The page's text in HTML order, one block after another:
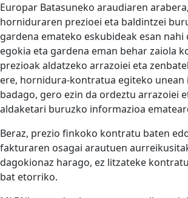
Europar Batasuneko araudiaren
horniduraren prezioei eta baldintzei
gardena emateko eskubideak esan
egokia eta gardena eman behar zaiola
prezioak aldatzeko arrazoiei eta
ere, hornidura-kontratua egiteko
badago, gero ezin da ordeztu arrazoiei
aldaketari buruzko informazioa
Beraz, prezio finkoko kontratu baten
fakturaren osagai arautuen
dagokionaz harago, ez litzateke
bat etorriko.